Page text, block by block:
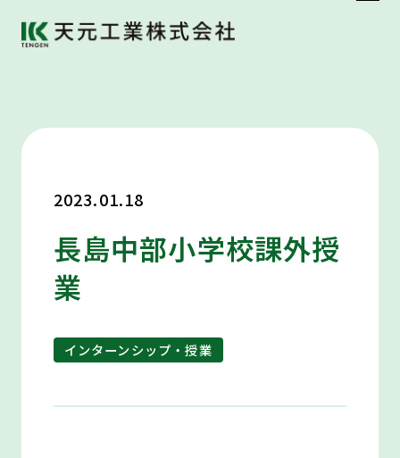
2023.01.18
長島中部小学校課外授
業
インターンシップ・授業